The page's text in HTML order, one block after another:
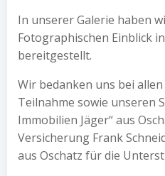
In unserer Galerie haben
Fotographischen Einblick
bereitgestellt.
Wir bedanken uns bei
Teilnahme sowie unseren
Immobilien Jäger“ aus
Versicherung Frank
aus Oschatz für die